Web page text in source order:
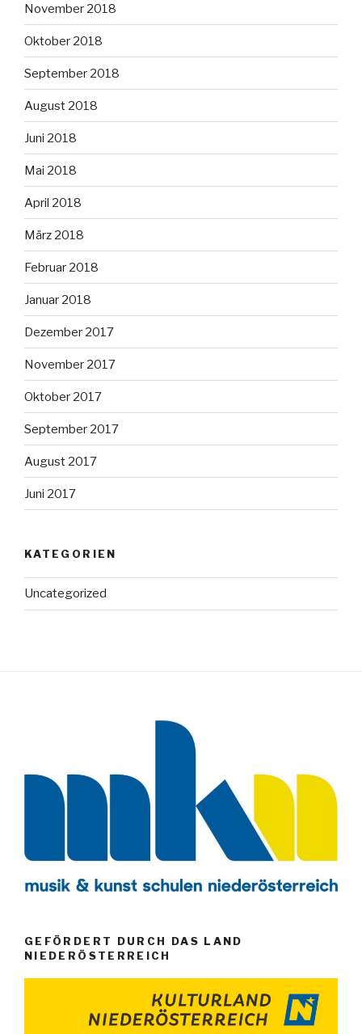
November 2018
Oktober 2018
September 2018
August 2018
Juni 2018
Mai 2018
April 2018
März 2018
Februar 2018
Januar 2018
Dezember 2017
November 2017
Oktober 2017
September 2017
August 2017
Juni 2017
KATEGORIEN
Uncategorized
GEFÖRDERT DURCH DAS LAND
NIEDERÖSTERREICH